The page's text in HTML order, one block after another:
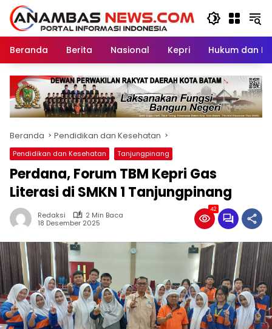
Langsung
konten
Beranda
Berita Nasional Kepri Hukum dan
Beranda Pendidikan dan Kesehatan
Pendidikan dan Kesehatan Tanjungpinang
Perdana, Forum TBM Kepri Gas
Literasi di SMKN 1 Tanjungpinang
Redaksi
2 Min Baca
18 Desember 2025
42